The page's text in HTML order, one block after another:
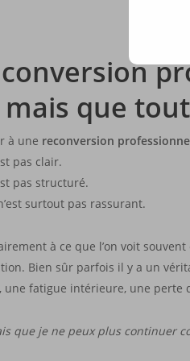
mais que
à une reconversion
pas clair.
pas structuré.
surtout pas rassurant.
à ce que l’on voit
Bien sûr parfois il y a un
, une fatigue intérieure, une perte
que je ne peux plus continuer